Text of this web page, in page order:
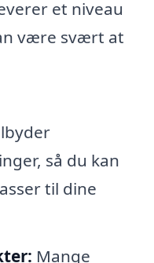
et niveau
være svært at
så du kan
til dine
Mange